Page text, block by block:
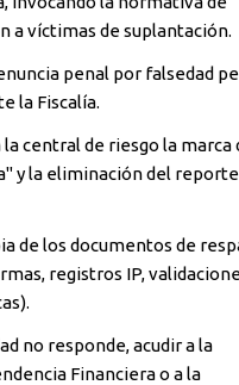
a víctimas de suplantación.
penal por falsedad
la Fiscalía.
central de riesgo la marca
y la eliminación del reporte
de los documentos de
registros IP,
no responde, acudir a la
Financiera o a la